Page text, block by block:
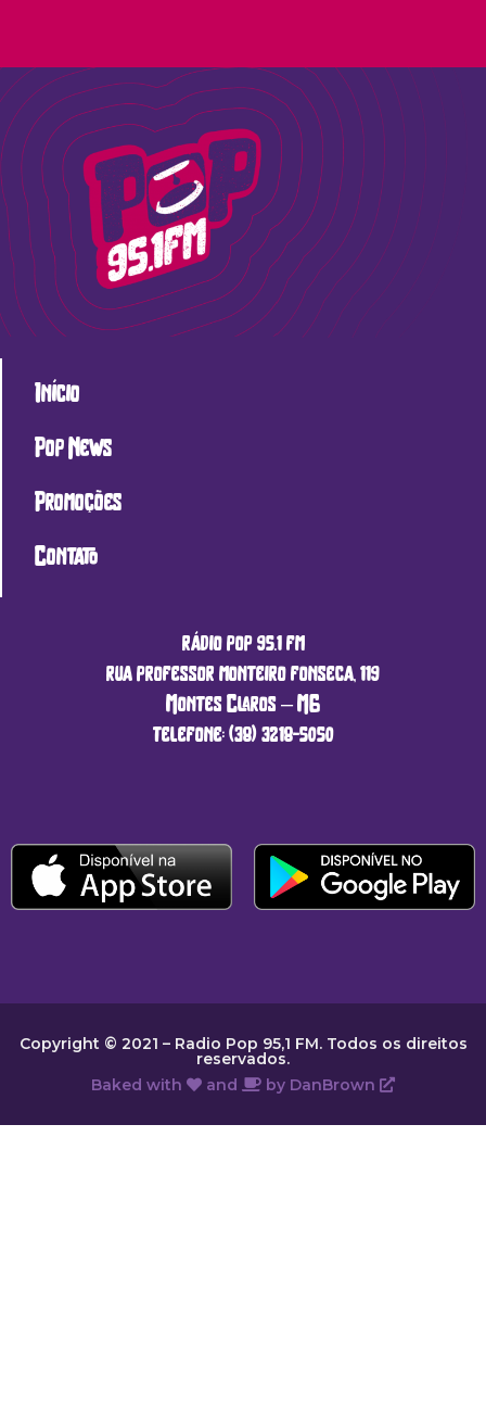
Início
Pop News
Promoções
Contato
rádio pop 95.1 fm
rua professor monteiro fonseca, 119
Montes Claros – MG
telefone: (38) 3218-5050
Copyright © 2021 – Radio Pop 95,1 FM. Todos os direitos
reservados.
Baked with
and by DanBrown